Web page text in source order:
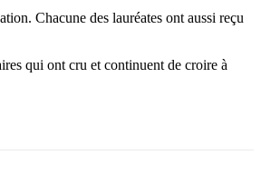
Chacune des lauréates ont aussi reçu
qui ont cru et continuent de croire à